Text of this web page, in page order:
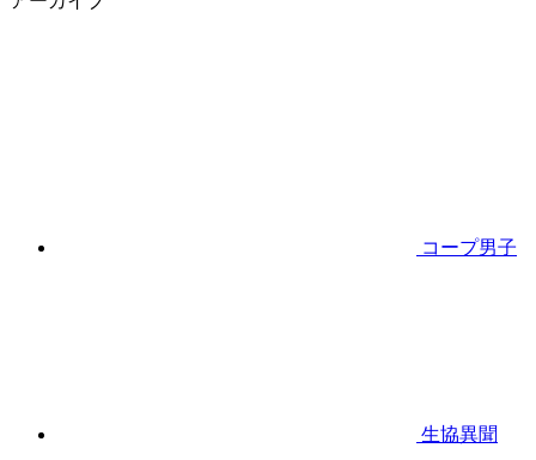
コープ男子
生協異聞